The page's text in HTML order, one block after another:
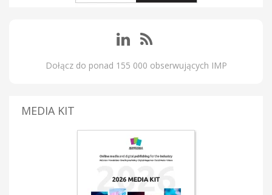
Dołącz do ponad 155 000 obserwujących IMP
MEDIA KIT